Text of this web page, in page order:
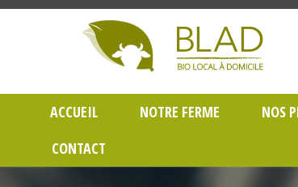
ACCUEIL NOTRE FERME NOS
CONTACT